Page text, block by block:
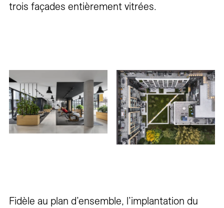
trois façades entièrement vitrées.
Fidèle au plan d’ensemble, l’implantation du